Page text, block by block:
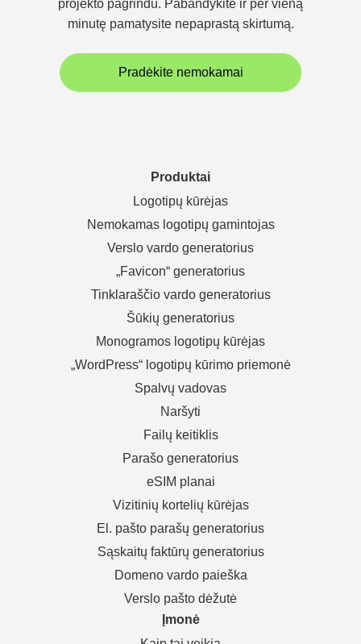
projekto pagrindu. Pabandykite ir per vieną
minutę pamatysite nepaprastą skirtumą.
Pradėkite nemokamai
Produktai
Logotipų kūrėjas
Nemokamas logotipų gamintojas
Verslo vardo generatorius
„Favicon“ generatorius
Tinklaraščio vardo generatorius
Šūkių generatorius
Monogramos logotipų kūrėjas
„WordPress“ logotipų kūrimo priemonė
Spalvų vadovas
Naršyti
Failų keitiklis
Parašo generatorius
eSIM planai
Vizitinių kortelių kūrėjas
El. pašto parašų generatorius
Sąskaitų faktūrų generatorius
Domeno vardo paieška
Verslo pašto dėžutė
Įmonė